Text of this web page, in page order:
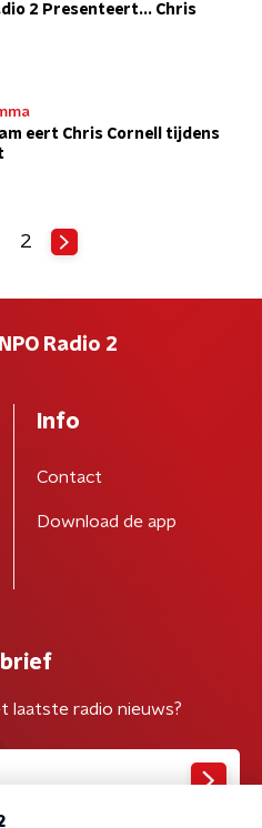
2 Presenteert... Chris
eert Chris Cornell tijdens
2
Radio 2
Info
Contact
Download de app
laatste radio nieuws?